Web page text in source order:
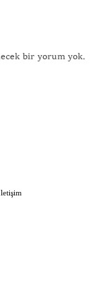
bir yorum yok.